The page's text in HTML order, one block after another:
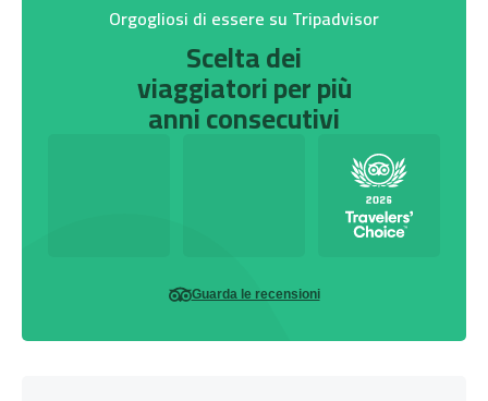
Orgogliosi di essere su Tripadvisor
Scelta dei
viaggiatori per più
anni consecutivi
Guarda le recensioni